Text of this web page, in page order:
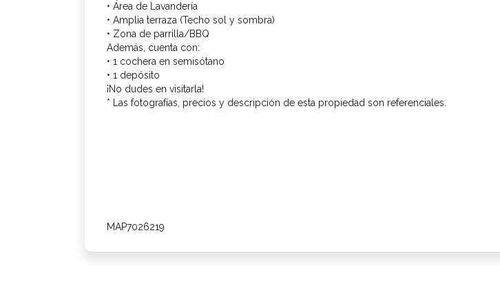
• Área de Lavandería
• Amplia terraza (Techo sol y sombra)
• Zona de parrilla/BBQ
Además, cuenta con:
• 1 cochera en semisótano
• 1 depósito
¡No dudes en visitarla!
* Las fotografías, precios y descripción de esta propiedad son referenciales.